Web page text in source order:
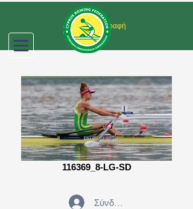
Σύνδεση/Εγγραφή
116369_8-LG-SD
Σύνδεση